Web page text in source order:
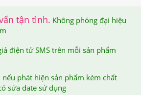
Thế Nào Để Hiệu Quả?
trực tiếp hoặc pha thêm với đá.
quản ở ngăn mát tủ lạnh.
ngày sử dụng 1 ống, qua tháng thứ
1 ống.
tận tình. Không phóng đại hiệu
điện tử SMS trên mỗi sản phẩm
nếu phát hiện sản phẩm kém chất
sửa date sử dụng